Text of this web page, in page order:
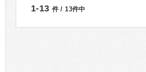
1-13 件 / 13件中